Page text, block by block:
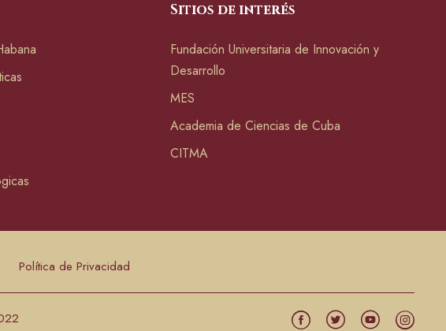
Sitios de interés
Fundación Universitaria de Innovación y
Desarrollo
MES
Academia de Ciencias de Cuba
CITMA
Política de Privacidad